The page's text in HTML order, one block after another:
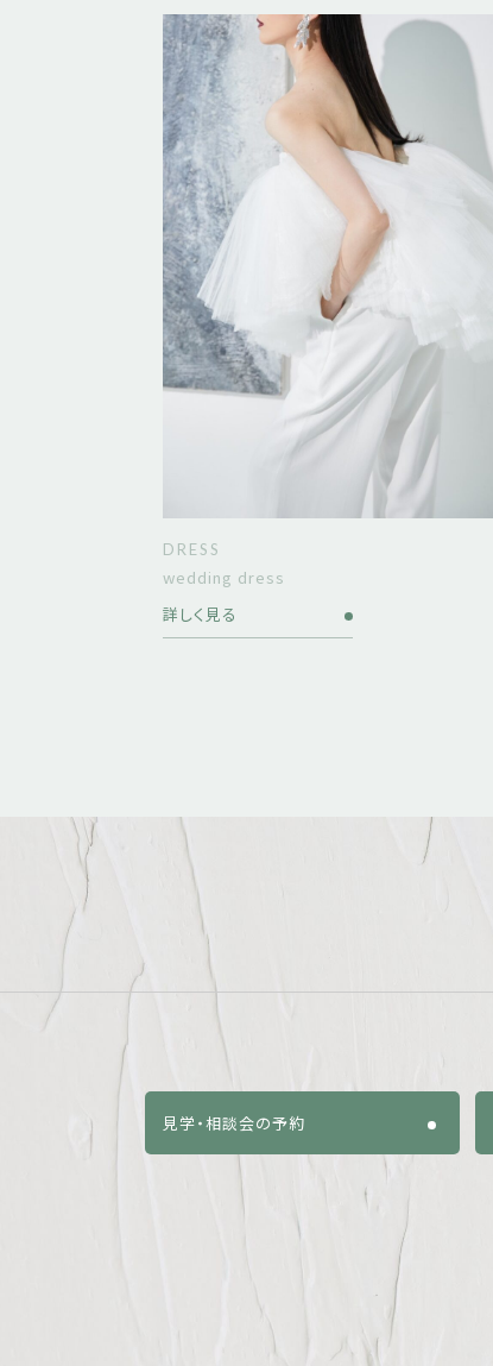
DRESS
wedding dress
詳しく見る
見学・相談会の予約